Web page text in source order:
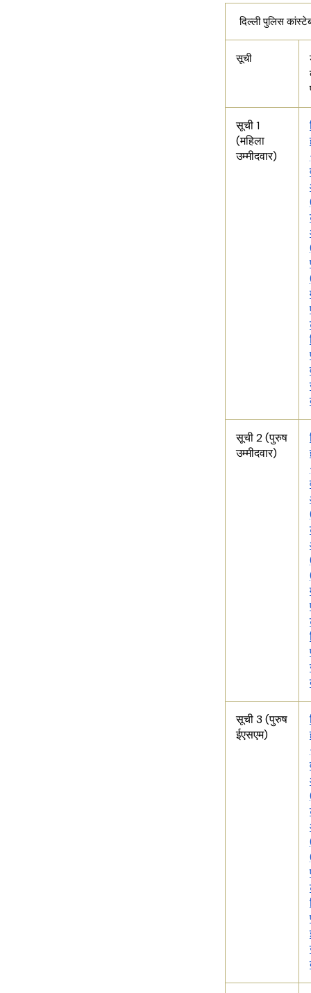
दिल्ली पुलिस
सूची
सूची 1
(महिला
उम्मीदवार)
सूची 2 (पुरुष
उम्मीदवार)
सूची 3 (पुरुष
ईएसएम)